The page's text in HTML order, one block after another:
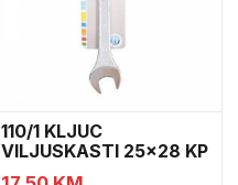
110/1 KLJUC
VILJUSKASTI 25×28 KP